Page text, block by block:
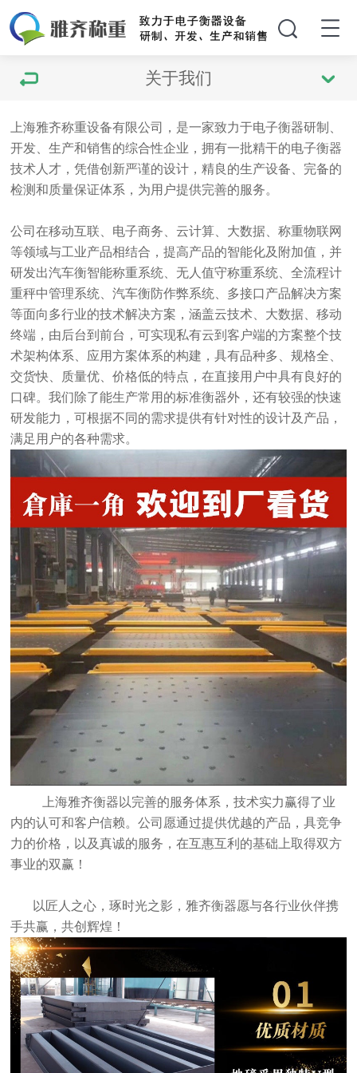
关于我们
上海雅齐称重设备有限公司
，是一家致力于电子衡器研制、
开发、生产和销售的综合性企业，拥有一批精干的电子衡器
技术人才，凭借创新严谨的设计，精良的生产设备、完备的
检测和质量保证体系，为用户提供完善的服务。
公司在移动互联、电子商务、云计算、大数据、称重物联网
等领域与工业产品相结合，提高产品的智能化及附加值，并
研发出汽车衡智能称重系统、无人值守称重系统、全流程计
重秤中管理系统、汽车衡防作弊系统、多接口产品解决方案
等面向多行业的技术解决方案，涵盖云技术、大数据、移动
终端，由后台到前台，可实现私有云到客户端的方案整个技
术架构体系、应用方案体系的构建，具有品种多、规格全、
交货快、质量优、价格低的特点，在直接用户中具有良好的
口碑。我们除了能生产常用的标准衡器外，还有较强的快速
研发能力，可根据不同的需求提供有针对性的设计及产品，
满足用户的各种需求。
上海雅齐衡器以完善的服务体系，技术实力赢得了业
内的认可和客户信赖。公司愿通过提供优越的产品，具竞争
力的价格，以及真诚的服务，在互惠互利的基础上取得双方
事业的双赢！
以匠人之心，琢时光之影，雅齐衡器愿与各行业伙伴携
手共赢，共创辉煌！